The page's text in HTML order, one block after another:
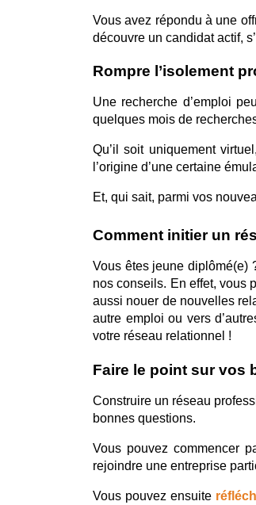
Vous avez répondu à une
découvre un candidat actif,
Rompre l’isolement
Une recherche d’emploi
quelques mois de
Qu’il soit uniquement
l’origine d’une certaine
Et, qui sait, parmi vos
Comment initier un
Vous êtes jeune diplômé(e)
nos conseils. En effet, vous
aussi nouer de nouvelles
autre emploi ou vers
votre réseau relationnel !
Faire le point sur vos
Construire un réseau
bonnes questions.
Vous pouvez commencer
rejoindre une entreprise
Vous pouvez ensuite